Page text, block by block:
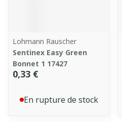
Lohmann Rauscher
Sentinex Easy Green
Bonnet 1 17427
0,33 €
En rupture de stock